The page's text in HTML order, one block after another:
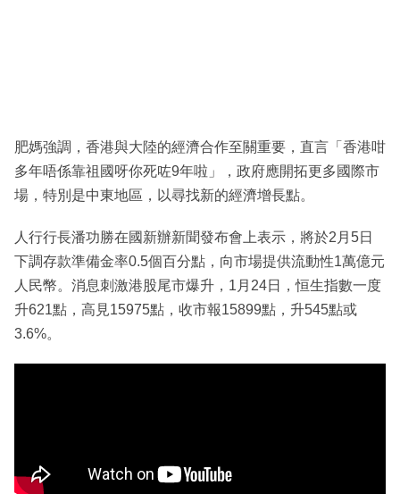
肥媽強調，香港與大陸的經濟合作至關重要，直言「香港咁
多年唔係靠祖國呀你死咗9年啦」，政府應開拓更多國際市
場，特別是中東地區，以尋找新的經濟增長點。
人行行長潘功勝在國新辦新聞發布會上表示，將於2月5日
下調存款準備金率0.5個百分點，向市場提供流動性1萬億元
人民幣。消息刺激港股尾市爆升，1月24日，恒生指數一度
升621點，高見15975點，收市報15899點，升545點或
3.6%。